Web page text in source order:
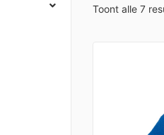
Toont alle 7